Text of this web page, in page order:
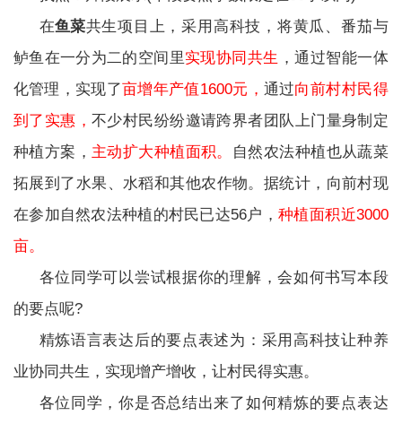
在鱼菜共生项目上，采用高科技，将黄瓜、番茄与
鲈鱼在一分为二的空间里实现协同共生 ，通过智能一体
化管理，实现了亩增年产值1600元， 通过向前村村民得
到了实惠， 不少村民纷纷邀请跨界者团队上门量身制定
种植方案， 主动扩大种植面积。
自然农法种植也从蔬菜
拓展到了水果、水稻和其他农作物。据统计，向前村现
在参加自然农法种植的村民已达56户， 种植面积近3000
亩。
各位同学可以尝试根据你的理解，会如何书写本段
的要点呢?
精炼语言表达后的要点表述为：采用高科技让种养
业协同共生，实现增产增收，让村民得实惠。
各位同学，你是否总结出来了如何精炼的要点表达